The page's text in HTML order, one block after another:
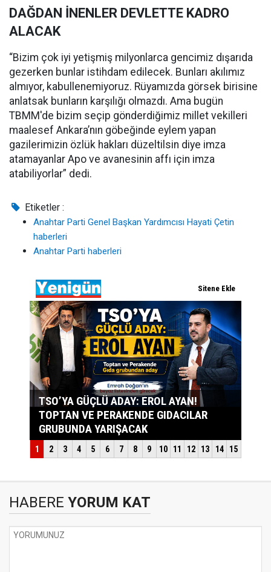
DAĞDAN İNENLER DEVLETTE KADRO
ALACAK
“Bizim çok iyi yetişmiş milyonlarca gencimiz dışarıda
gezerken bunlar istihdam edilecek. Bunları akılımız
almıyor, kabullenemiyoruz. Rüyamızda görsek birisine
anlatsak bunların karşılığı olmazdı. Ama bugün
TBMM'de bizim seçip gönderdiğimiz millet vekilleri
maalesef Ankara’nın göbeğinde eylem yapan
gazilerimizin özlük hakları düzeltilsin diye imza
atamayanlar Apo ve avanesinin affı için imza
atabiliyorlar” dedi.
Etiketler :
Anahtar Parti Genel Başkan Yardımcısı Hayati Çetin
haberleri
Anahtar Parti haberleri
HABERE YORUM KAT